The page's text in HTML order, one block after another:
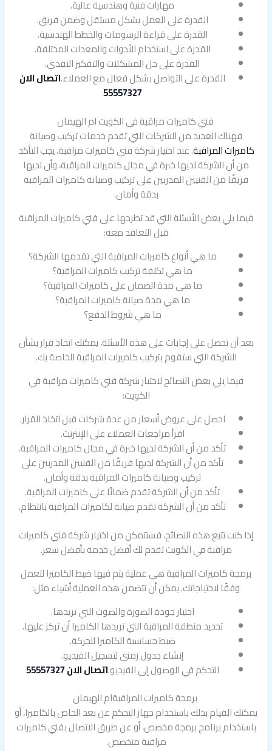
مهارات فنية وهندسية عالية.
القدرة على العمل بشكل مستقل وضمن فريق.
القدرة على قراءة الرسومات والخطط الهندسية.
القدرة على استخدام الأدوات والمعدات المختلفة.
القدرة على حل المشكلات والتفكير النقدي.
القدرة على التواصل بشكل فعال مع العملاء.اتصال الان
55557327
فني كاميرات مراقبة في الكويت ام الهيمان
فهناك العديد من الشركات التي تقدم خدمات تركيب وصيانة
كاميرات المراقبة. عند اختيار شركة فني كاميرات مراقبة، يجب التأكد
من أن الشركة لديها خبرة في مجال كاميرات المراقبة، وأن لديها
فريقًا من الفنيين المدربين على تركيب وصيانة كاميرات المراقبة
بدقة وأمان.
فيما يلي بعض الأسئلة التي قد تطرحها على فني كاميرات المراقبة
قبل التعاقد معه:
ما هي أنواع كاميرات المراقبة التي تقدمها الشركة؟
ما هي تكلفة تركيب كاميرات المراقبة؟
ما هي مدة الضمان على كاميرات المراقبة؟
ما هي مدة صيانة كاميرات المراقبة؟
ما هي شروط الدفع؟
بعد أن تحصل على إجابات على هذه الأسئلة، يمكنك اتخاذ قرار بشأن
الشركة التي ستقوم بتركيب كاميرات المراقبة الخاصة بك.
فيما يلي بعض النصائح لاختيار شركة فني كاميرات مراقبة في
الكويت:
احصل على عروض أسعار من عدة شركات قبل اتخاذ القرار.
اقرأ مراجعات العملاء على الإنترنت.
تأكد من أن الشركة لديها خبرة في مجال كاميرات المراقبة.
تأكد من أن الشركة لديها فريقًا من الفنيين المدربين على
تركيب وصيانة كاميرات المراقبة بدقة وأمان.
تأكد من أن الشركة تقدم ضمانًا على كاميرات المراقبة.
تأكد من أن الشركة تقدم صيانة لكاميرات المراقبة بانتظام.
إذا كنت تتبع هذه النصائح، فستتمكن من اختيار شركة فني كاميرات
مراقبة في الكويت تقدم لك أفضل خدمة بأفضل سعر.
برمجة كاميرات المراقبة هي عملية يتم فيها ضبط الكاميرا لتعمل
وفقًا لاحتياجاتك. يمكن أن تتضمن هذه العملية أشياء مثل:
اختيار جودة الصورة والصوت التي تريدها.
تحديد منطقة المراقبة التي تريدها الكاميرا أن تركز عليها.
ضبط حساسية الكاميرا للحركة.
إنشاء جدول زمني لتسجيل الفيديو.
التحكم في الوصول إلى الفيديو.اتصال الان 55557327
برمجة كاميرات المراقبةام الهيمان
يمكنك القيام بذلك باستخدام جهاز التحكم عن بعد الخاص بالكاميرا، أو
باستخدام برنامج برمجة مخصص، أو عن طريق الاتصال بفني كاميرات
مراقبة متخصص.